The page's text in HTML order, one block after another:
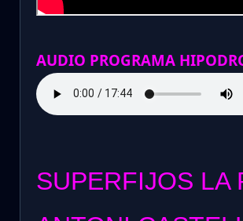
AUDIO PROGRAMA
SUPERFIJOS LA